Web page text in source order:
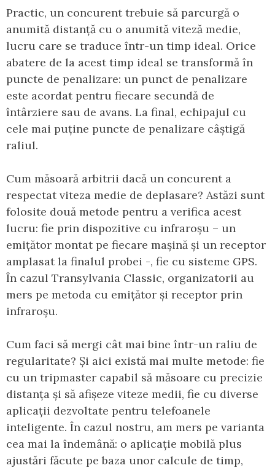
Practic, un concurent trebuie să parcurgă o
anumită distanță cu o anumită viteză medie,
lucru care se traduce într-un timp ideal. Orice
abatere de la acest timp ideal se transformă în
puncte de penalizare: un punct de penalizare
este acordat pentru fiecare secundă de
întârziere sau de avans. La final, echipajul cu
cele mai puține puncte de penalizare câștigă
raliul.
Cum măsoară arbitrii dacă un concurent a
respectat viteza medie de deplasare? Astăzi sunt
folosite două metode pentru a verifica acest
lucru: fie prin dispozitive cu infraroșu – un
emițător montat pe fiecare mașină și un receptor
amplasat la finalul probei -, fie cu sisteme GPS.
În cazul Transylvania Classic, organizatorii au
mers pe metoda cu emițător și receptor prin
infraroșu.
Cum faci să mergi cât mai bine într-un raliu de
regularitate? Și aici există mai multe metode: fie
cu un tripmaster capabil să măsoare cu precizie
distanța și să afișeze viteze medii, fie cu diverse
aplicații dezvoltate pentru telefoanele
inteligente. În cazul nostru, am mers pe varianta
cea mai la îndemână: o aplicație mobilă plus
ajustări făcute pe baza unor calcule de timp,